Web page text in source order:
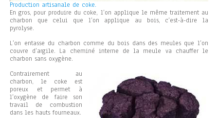
Production artisanale de coke.
En gros, pour produire du coke, l’on applique le même traitement au
charbon que celui que l’on applique au bois, c’est-à-dire la
pyrolyse.
L’on entasse du charbon comme du bois dans des meules que l’on
couvre d’argile. La cheminé interne de la meule va chauffer le
charbon sans oxygène.
Contrairement au
charbon, le coke est
poreux et permet à
l’oxygène de faire son
travail de combustion
dans les hauts fourneaux.